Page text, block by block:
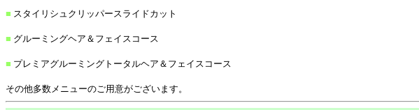
■ スタイリシュクリッパースライドカット
■ グルーミングヘア＆フェイスコース
■ プレミアグルーミングトータルヘア＆フェイスコース
その他多数メニューのご用意がございます。